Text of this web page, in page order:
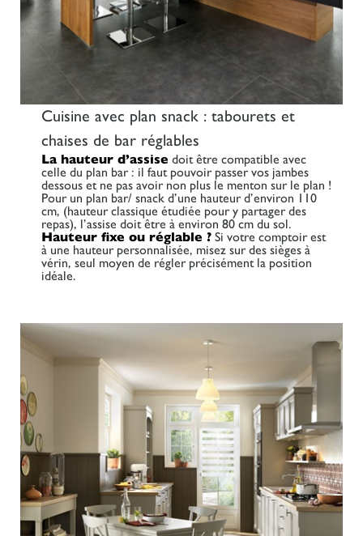
Cuisine avec plan snack : tabourets et
chaises de bar réglables
La hauteur d’assise doit être compatible avec
celle du plan bar : il faut pouvoir passer vos jambes
dessous et ne pas avoir non plus le menton sur le plan !
Pour un plan bar/ snack d’une hauteur d’environ 110
cm, (hauteur classique étudiée pour y partager des
repas), l’assise doit être à environ 80 cm du sol.
Hauteur fixe ou réglable ? Si votre comptoir est
à une hauteur personnalisée, misez sur des sièges à
vérin, seul moyen de régler précisément la position
idéale.